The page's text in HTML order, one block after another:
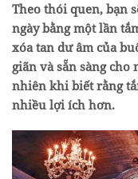
Theo thói quen, bạn
ngày bằng một lần
xóa tan dư âm của
giãn và sẵn sàng cho
nhiên khi biết rằng
nhiều lợi ích hơn.